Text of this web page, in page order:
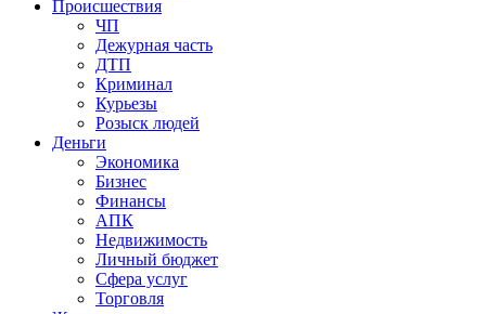
Происшествия
ЧП
Дежурная часть
ДТП
Криминал
Курьезы
Розыск людей
Деньги
Экономика
Бизнес
Финансы
АПК
Недвижимость
Личный бюджет
Сфера услуг
Торговля